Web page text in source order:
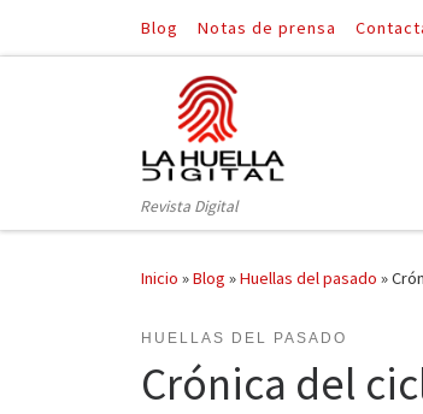
Saltar al contenido
Blog Notas de prensa
Revista Digital
Inicio »Blog »Huellas del pasado »
HUELLAS DEL PASADO
Crónica del